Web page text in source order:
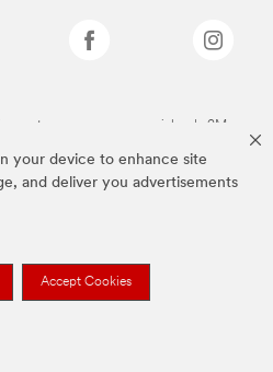
your device to enhance site
and deliver you advertisements
Accept Cookies
son marcas comerciales de 3M.